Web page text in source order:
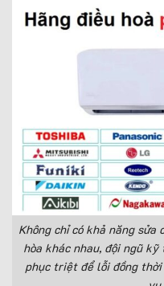
Không chỉ có khả năng sửa
hòa khác nhau, đội ngũ
phục triệt để lỗi đồng thời